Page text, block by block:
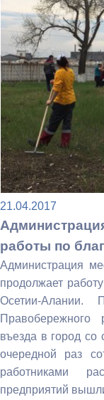
21.04.2017
работы по
Администрация
продолжает
Осетии-Алании.
Правобережного
въезда в город со
очередной раз
работниками
предприятий